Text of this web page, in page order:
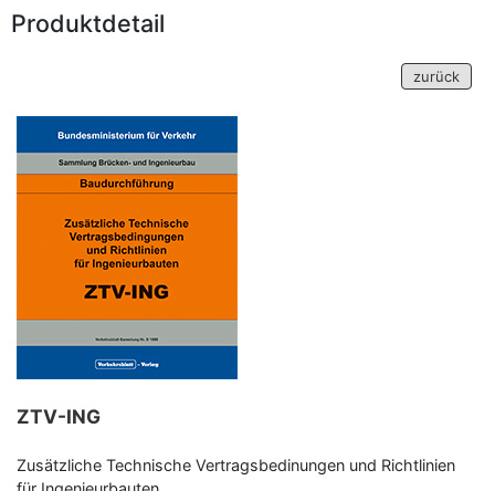
Produktdetail
Programm-Download
zurück
ZTV-ING
Zusätzliche Technische Vertragsbedinungen und Richtlinien